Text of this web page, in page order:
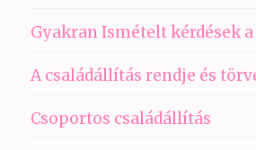
Gyakran Ismételt kérdések
A családállítás rendje és
Csoportos családállítás